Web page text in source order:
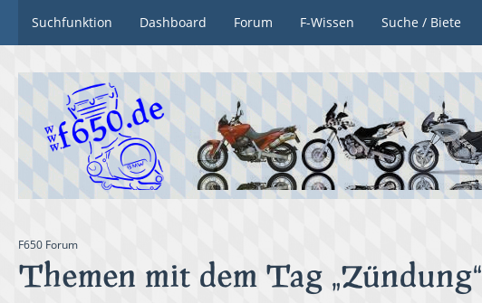
Suchfunktion Dashboard Forum F-Wissen Suche / Biete
F650 Forum
Themen mit dem Tag „Zündung“